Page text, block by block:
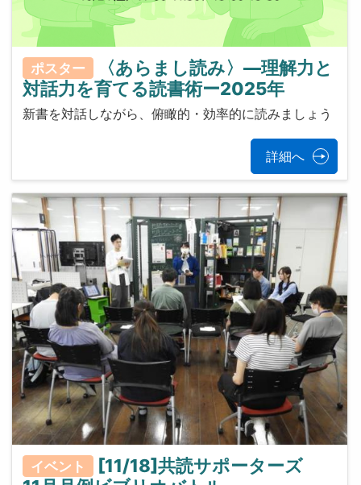
ポスター
〈あらまし読み〉—理解力と
対話力を育てる読書術ー2025年
新書を対話しながら、俯瞰的・効率的に読みましょう
詳細へ
イベント
[11/18]共読サポーターズ